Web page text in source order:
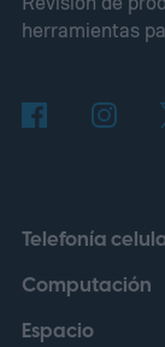
herramientas
Telefonía
Computación
Espacio